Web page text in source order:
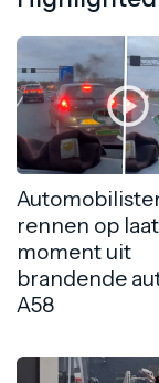
rennen op
moment uit
brandende
A58